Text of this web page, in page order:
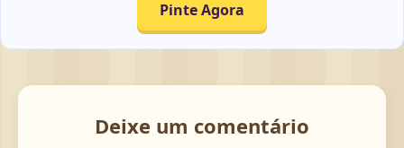
Pinte Agora
Deixe um comentário